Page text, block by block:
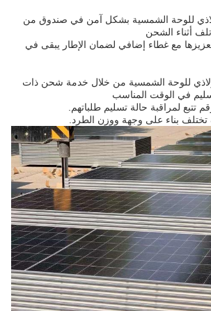
للوحة الشمسية بشكل آمن في صندوق من
أثناء الشحن
مع غطاء إضافي لضمان الإطار يبقى في
للوحة الشمسية من خلال خدمة شحن ذات
في الوقت المناسب
تتبع لمراقبة حالة تسليم طلباتهم.
بناء على وجهة ووزن الطرد.